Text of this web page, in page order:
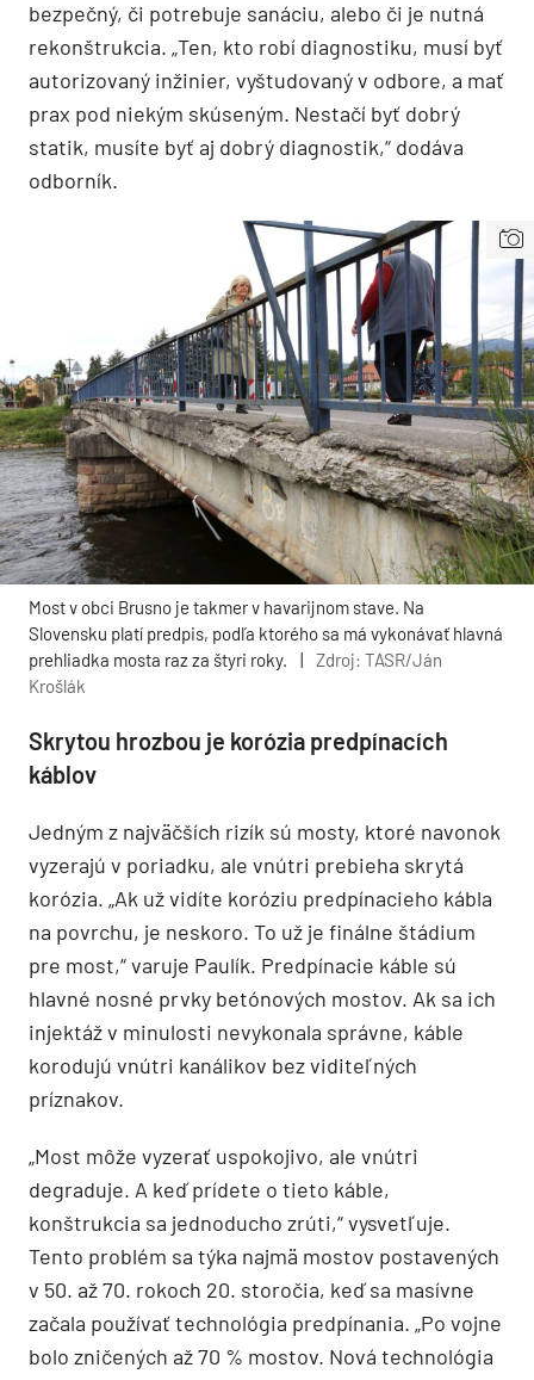
bezpečný, či potrebuje sanáciu, alebo či je nutná
rekonštrukcia. „Ten, kto robí diagnostiku, musí byť
autorizovaný inžinier, vyštudovaný v odbore, a mať
prax pod niekým skúseným. Nestačí byť dobrý
statik, musíte byť aj dobrý diagnostik,“ dodáva
odborník.
Most v obci Brusno je takmer v havarijnom stave. Na
Slovensku platí predpis, podľa ktorého sa má vykonávať hlavná
prehliadka mosta raz za štyri roky.
Zdroj: TASR/Ján
Krošlák
Skrytou hrozbou je korózia predpínacích
káblov
Jedným z najväčších rizík sú mosty, ktoré navonok
vyzerajú v poriadku, ale vnútri prebieha skrytá
korózia. „Ak už vidíte koróziu predpínacieho kábla
na povrchu, je neskoro. To už je finálne štádium
pre most,“ varuje Paulík. Predpínacie káble sú
hlavné nosné prvky betónových mostov. Ak sa ich
injektáž v minulosti nevykonala správne, káble
korodujú vnútri kanálikov bez viditeľných
príznakov.
„Most môže vyzerať uspokojivo, ale vnútri
degraduje. A keď prídete o tieto káble,
konštrukcia sa jednoducho zrúti,“ vysvetľuje.
Tento problém sa týka najmä mostov postavených
v 50. až 70. rokoch 20. storočia, keď sa masívne
začala používať technológia predpínania. „Po vojne
bolo zničených až 70 % mostov. Nová technológia